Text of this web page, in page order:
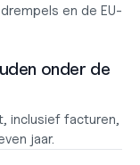
en de EU-
onder de
inclusief facturen,
jaar.